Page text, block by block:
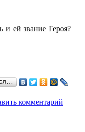
и ей звание Героя?
комментарий